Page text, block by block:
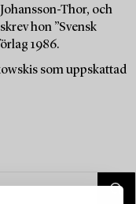
Thor, och
hon ”Svensk
1986.
som uppskattad